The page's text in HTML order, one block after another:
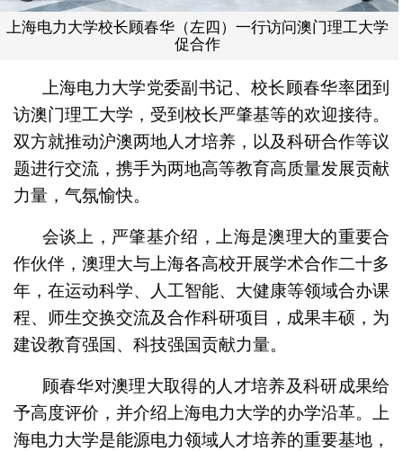
上海电力大学校长顾春华（左四）一行访问澳门理工大学
促合作
上海电力大学党委副书记、校长顾春华率团到
访澳门理工大学，受到校长严肇基等的欢迎接待。
双方就推动沪澳两地人才培养，以及科研合作等议
题进行交流，携手为两地高等教育高质量发展贡献
力量，气氛愉快。
会谈上，严肇基介绍，上海是澳理大的重要合
作伙伴，澳理大与上海各高校开展学术合作二十多
年，在运动科学、人工智能、大健康等领域合办课
程、师生交换交流及合作科研项目，成果丰硕，为
建设教育强国、科技强国贡献力量。
顾春华对澳理大取得的人才培养及科研成果给
予高度评价，并介绍上海电力大学的办学沿革。上
海电力大学是能源电力领域人才培养的重要基地，